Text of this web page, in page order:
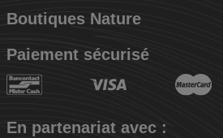
Boutiques Nature
Paiement sécurisé
En partenariat avec :